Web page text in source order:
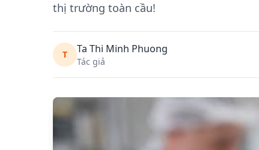
thị trường toàn cầu!
T Ta Thi Minh Phuong
Tác giả